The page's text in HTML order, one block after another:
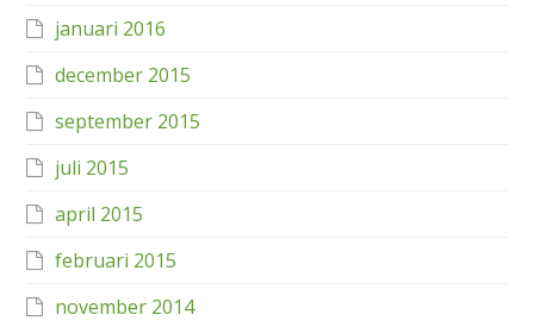
januari 2016
december 2015
september 2015
juli 2015
april 2015
februari 2015
november 2014